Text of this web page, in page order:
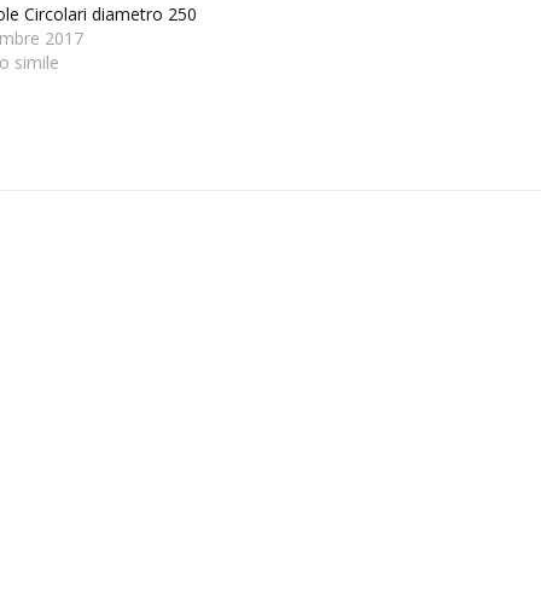
Circolari diametro 250
2017
simile